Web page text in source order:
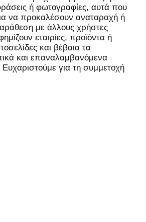
ή φωτογραφίες, αυτά που
να προκαλέσουν αναταραχή ή
με άλλους χρήστες
εταιρίες, προϊόντα ή
και βέβαια τα
και επαναλαμβανόμενα
για τη συμμετοχή